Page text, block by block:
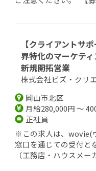
【クライアントサ
界特化のマーケテ
新規開拓営業
株式会社ビズ・クリ
岡山市北区
月給280,000円 ～
正社員
※この求人は、wovie(
窓口を通じての受付と
（工務店・ハウスメ